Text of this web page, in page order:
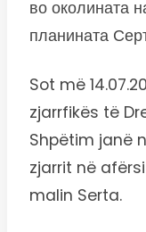
во околината
планината
Sot më
zjarrfikës të
Shpëtim janë
zjarrit në
malin Serta.